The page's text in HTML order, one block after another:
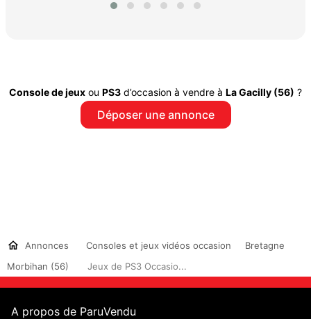
Console de jeux ou PS3 d’occasion à vendre à La Gacilly (56) ?
Déposer une annonce
Annonces Consoles et jeux vidéos occasion
Bretagne
Morbihan (56)
Jeux de PS3 Occasio...
A propos de ParuVendu